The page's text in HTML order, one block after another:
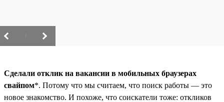
Сделали отклик на вакансии в мобильных браузерах
свайпом*. Потому что мы считаем, что поиск работы — это
новое знакомство. И похоже, что соискатели тоже: откликов